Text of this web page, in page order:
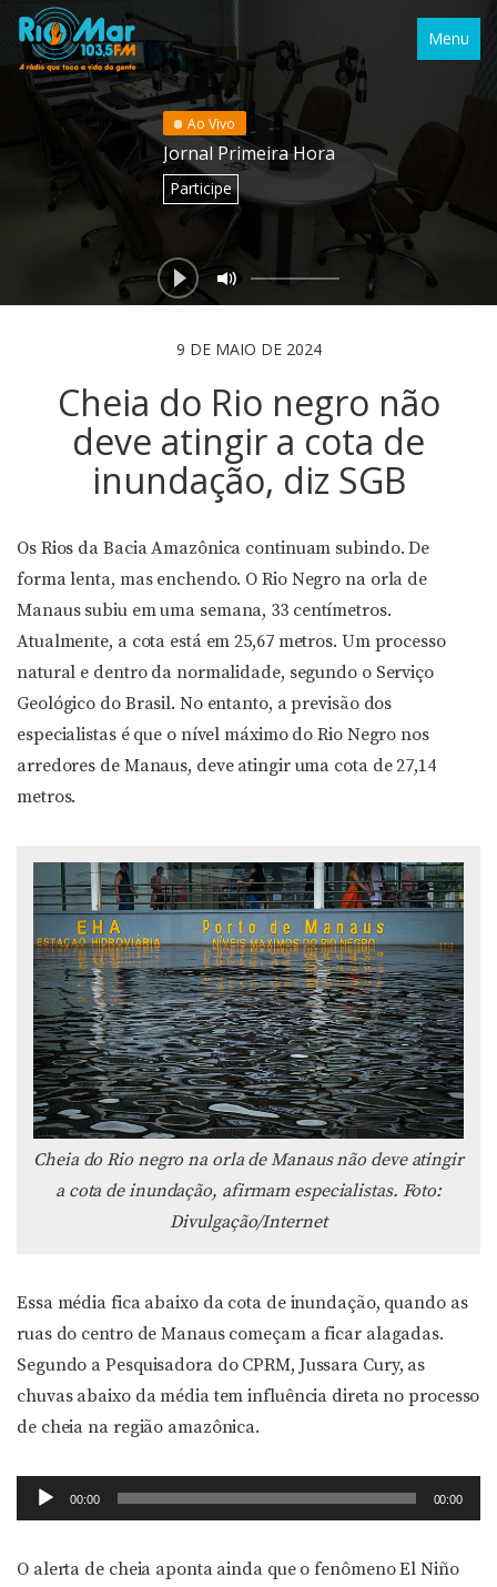
Menu
Ao Vivo
Jornal Primeira Hora
Participe
9 DE MAIO DE 2024
Cheia do Rio negro não
deve atingir a cota de
inundação, diz SGB
Os Rios da Bacia Amazônica continuam subindo. De
forma lenta, mas enchendo. O Rio Negro na orla de
Manaus subiu em uma semana, 33 centímetros.
Atualmente, a cota está em 25,67 metros. Um processo
natural e dentro da normalidade, segundo o Serviço
Geológico do Brasil. No entanto, a previsão dos
especialistas é que o nível máximo do Rio Negro nos
arredores de Manaus, deve atingir uma cota de 27,14
metros.
Cheia do Rio negro na orla de Manaus não deve atingir
a cota de inundação, afirmam especialistas. Foto:
Divulgação/Internet
Essa média fica abaixo da cota de inundação, quando as
ruas do centro de Manaus começam a ficar alagadas.
Segundo a Pesquisadora do CPRM, Jussara Cury, as
chuvas abaixo da média tem influência direta no processo
de cheia na região amazônica.
Tocador
de
00:00 00:00
O alerta de cheia aponta ainda que o fenômeno El Niño